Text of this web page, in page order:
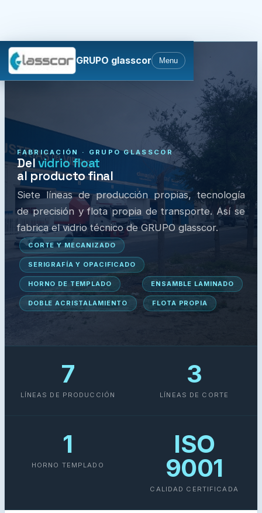
GRUPO glasscor Menu
FABRICACIÓN · GRUPO GLASSCOR
Delvidrio float
al producto final
Siete líneas de producción propias, tecnología
de precisión y flota propia de transporte. Así se
fabrica el vidrio técnico de GRUPO glasscor.
CORTE Y MECANIZADO
SERIGRAFÍA Y OPACIFICADO
HORNO DE TEMPLADO ENSAMBLE LAMINADO
DOBLE ACRISTALAMIENTO FLOTA PROPIA
7
LÍNEAS DE PRODUCCIÓN
3
LÍNEAS DE CORTE
1
HORNO TEMPLADO
ISO
9001
CALIDAD CERTIFICADA